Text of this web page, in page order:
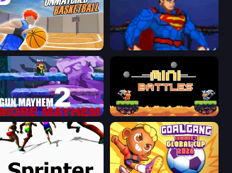
Unmatched Basketball Injustice Gods Among Us
Gun Mayhem 2 12 MiniBattles